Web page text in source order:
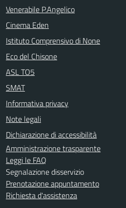
Venerabile P.Angelico
Cinema Eden
Istituto Comprensivo di None
Eco del Chisone
ASL TO5
SMAT
Informativa privacy
Note legali
Dichiarazione di accessibilità
Amministrazione trasparente
Leggi le FAQ
Segnalazione disservizio
Prenotazione appuntamento
Richiesta d'assistenza